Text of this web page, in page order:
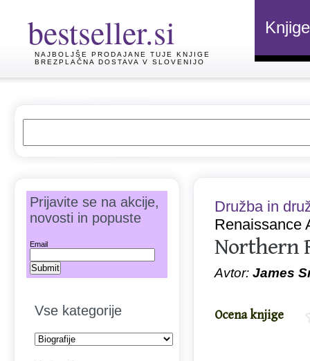
bestseller.si
NAJBOLJŠE PRODAJANE TUJE KNJIGE
BREZPLAČNA DOSTAVA V SLOVENIJO
Knjige
Družba in
Renaissance
Northern
Avtor: James
Ocena knjige
Prijavite se na akcije,
novosti in popuste
Email
Vse kategorije